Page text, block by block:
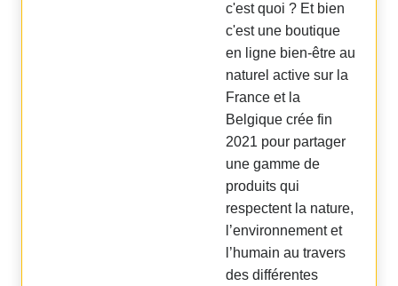
c'est quoi ? Et bien
c'est une boutique
en ligne bien-être au
naturelactive sur la
France et la
Belgique crée fin
2021 pour partager
une gamme de
produits qui
respectent la nature,
l’environnement et
l’humain au travers
des différentes